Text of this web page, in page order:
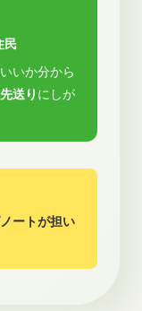
民
いか分から
先送り にしが
ートが担い